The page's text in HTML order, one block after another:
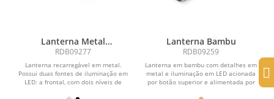
Lanterna Metal
Recarregável
RDB09277
Lanterna recarregável em metal.
Possui duas fontes de iluminação em
LED: a frontal, com dois níveis de
Lanterna Bambu
RDB09259
Lanterna em bambu com detalhes em
metal e iluminação em LED acionada
por botão superior e alimentada por